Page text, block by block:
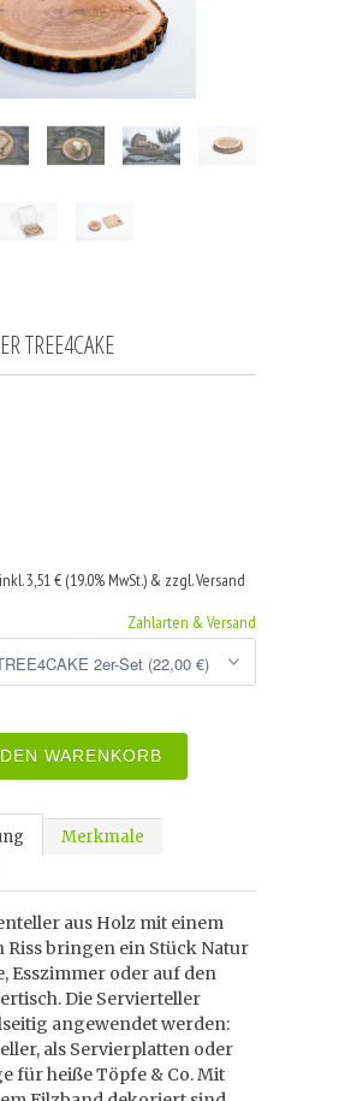
TREE4CAKE
inkl. 3,51 € (19.0% MwSt.) & zzgl. Versand
Zahlarten & Versand
WARENKORB
Merkmale
aus Holz mit einem
Riss bringen ein Stück Natur
Esszimmer oder auf den
Die Servierteller
angewendet werden:
als Servierplatten oder
für heiße Töpfe & Co. Mit